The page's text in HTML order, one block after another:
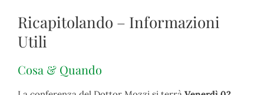
Ricapitolando – Informazioni
Utili
Cosa & Quando